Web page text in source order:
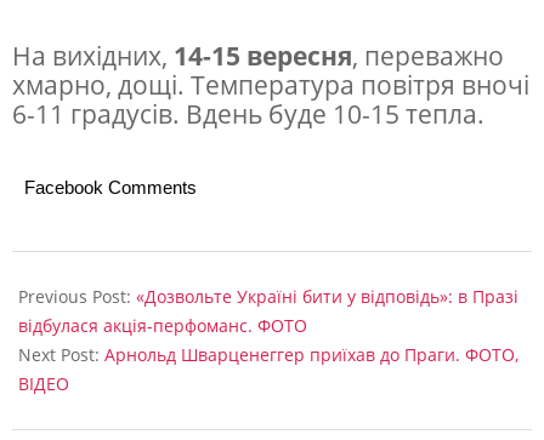
На вихідних, 14-15 вересня, переважно
хмарно, дощі. Температура повітря вночі
6-11 градусів. Вдень буде 10-15 тепла.
Facebook Comments
09-
09
Previous Post: «Дозвольте Україні бити у відповідь»: в Празі
відбулася акція-перфоманс. ФОТО
Next Post: Арнольд Шварценеггер приїхав до Праги. ФОТО,
ВІДЕО